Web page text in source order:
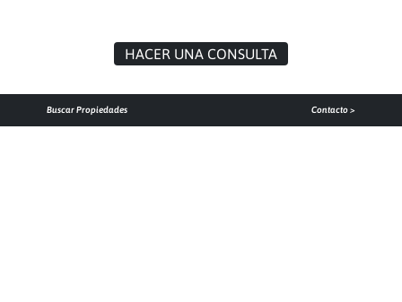
HACER UNA CONSULTA
Buscar Propiedades Contacto >